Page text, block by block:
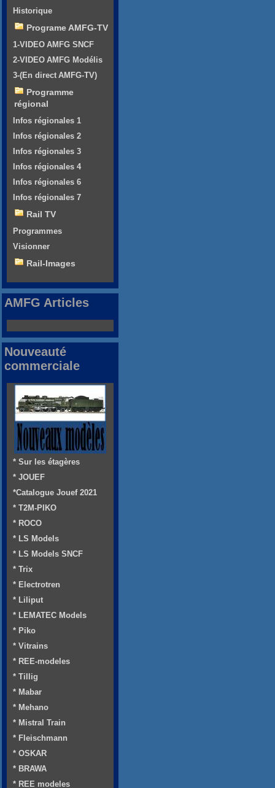
Historique
Programe AMFG-TV
1-VIDEO AMFG SNCF
2-VIDEO AMFG Modélis
3-(En direct AMFG-TV)
Programme
régional
Infos régionales 1
Infos régionales 2
Infos régionales 3
Infos régionales 4
Infos régionales 6
Infos régionales 7
Rail TV
Programmes
Visionner
Rail-Images
AMFG Articles
Nouveauté
commerciale
* Sur les étagères
* JOUEF
*Catalogue Jouef 2021
* T2M-PIKO
* ROCO
* LS Models
* LS Models SNCF
* Trix
* Electrotren
* Liliput
* LEMATEC Models
* Piko
* Vitrains
* REE-modeles
* Tillig
* Mabar
* Mehano
* Mistral Train
* Fleischmann
* OSKAR
* BRAWA
* REE modeles